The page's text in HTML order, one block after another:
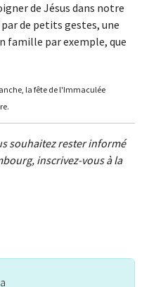
de Jésus dans notre
de petits gestes, une
famille par exemple, que
la fête de l'Immaculée
souhaitez rester informé
inscrivez-vous à la